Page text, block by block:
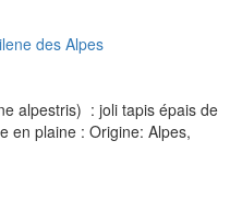
alpestris) : joli tapis épais de
en plaine : Origine: Alpes,